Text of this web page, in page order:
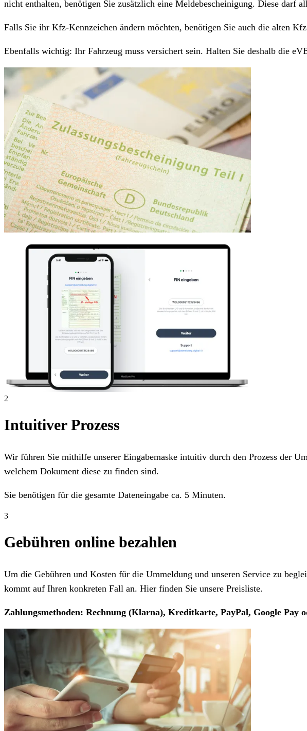
nicht enthalten, benötigen Sie zusätzlich eine Meldebescheinigung. Diese darf
Falls Sie ihr Kfz-Kennzeichen ändern möchten, benötigen Sie auch die alten
Ebenfalls wichtig: Ihr Fahrzeug muss versichert sein. Halten Sie deshalb die
2
Intuitiver Prozess
Wir führen Sie mithilfe unserer Eingabemaske intuitiv durch den Prozess der
welchem Dokument diese zu finden sind.
Sie benötigen für die gesamte Dateneingabe ca. 5 Minuten.
3
Gebühren online bezahlen
Um die Gebühren und Kosten für die Ummeldung und unseren Service zu
kommt auf Ihren konkreten Fall an. Hier finden Sie unsere Preisliste.
Zahlungsmethoden: Rechnung (Klarna), Kreditkarte, PayPal, Google Pay